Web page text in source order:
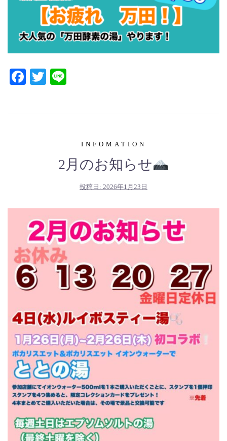
Facebook
Twitter
INFOMATION
2月のお知らせ
投稿日: 2026年1月23日